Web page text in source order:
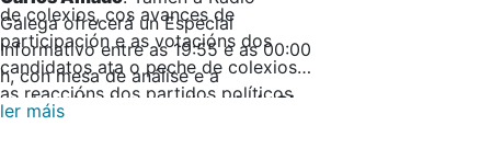
Galega ofrecerá un Especial
Informativo entre as 19:55 e as 00:00
h, con mesa de análise e a
moderación dos xornalistasLuís Ojea
de colexios, cos avances de
participación e as votacións dos
candidatos ata o peche de colexios e
as reaccións dos partidos políticos.
ler máis